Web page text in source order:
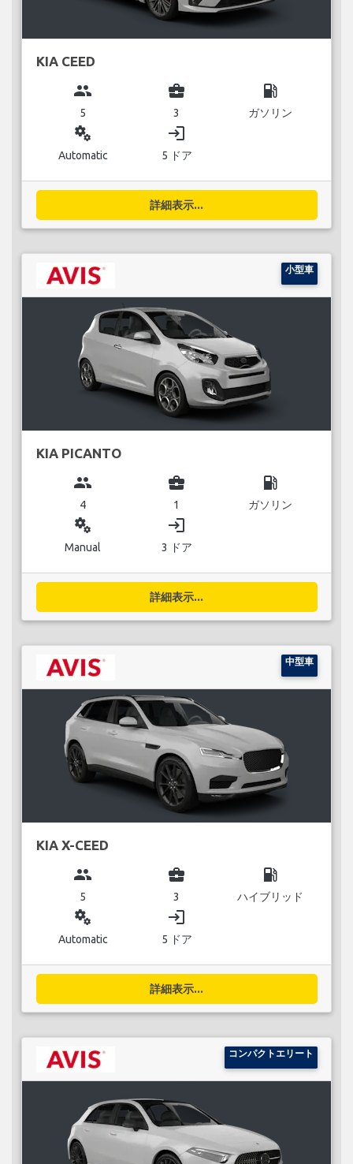
KIA CEED
group
5
business_center
3
local_gas_station
ガソリン
miscellaneous_services
Automatic
login
5 ドア
詳細表示...
小型車
KIA PICANTO
group
4
business_center
1
local_gas_station
ガソリン
miscellaneous_services
Manual
login
3 ドア
詳細表示...
中型車
KIA X-CEED
group
5
business_center
3
local_gas_station
ハイブリッド
miscellaneous_services
Automatic
login
5 ドア
詳細表示...
コンパクトエリート